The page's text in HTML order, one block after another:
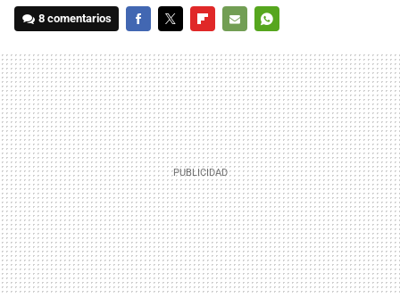
8 comentarios
MAIL